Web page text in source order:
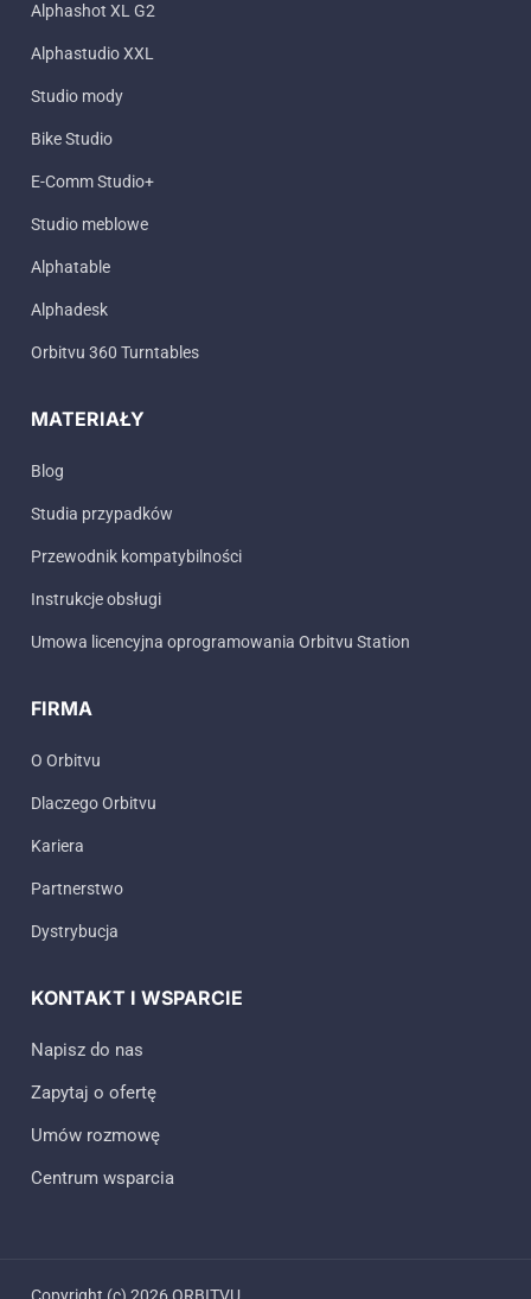
Alphashot XL G2
Alphastudio XXL
Studio mody
Bike Studio
E-Comm Studio+
Studio meblowe
Alphatable
Alphadesk
Orbitvu 360 Turntables
MATERIAŁY
Blog
Studia przypadków
Przewodnik kompatybilności
Instrukcje obsługi
Umowa licencyjna oprogramowania Orbitvu Station
FIRMA
O Orbitvu
Dlaczego Orbitvu
Kariera
Partnerstwo
Dystrybucja
KONTAKT I WSPARCIE
Napisz do nas
Zapytaj o ofertę
Umów rozmowę
Centrum wsparcia